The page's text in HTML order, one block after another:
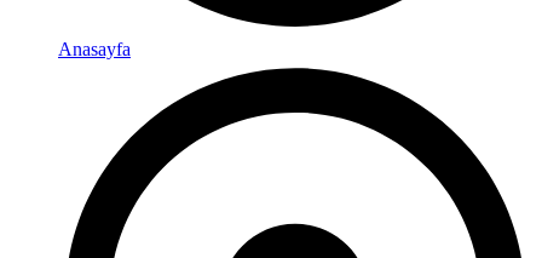
Anasayfa